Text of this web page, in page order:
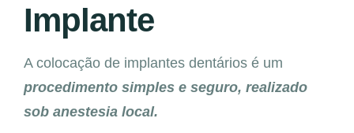
Implante
A colocação de implantes dentários é um
procedimento simples e seguro, realizado
sob anestesia local.